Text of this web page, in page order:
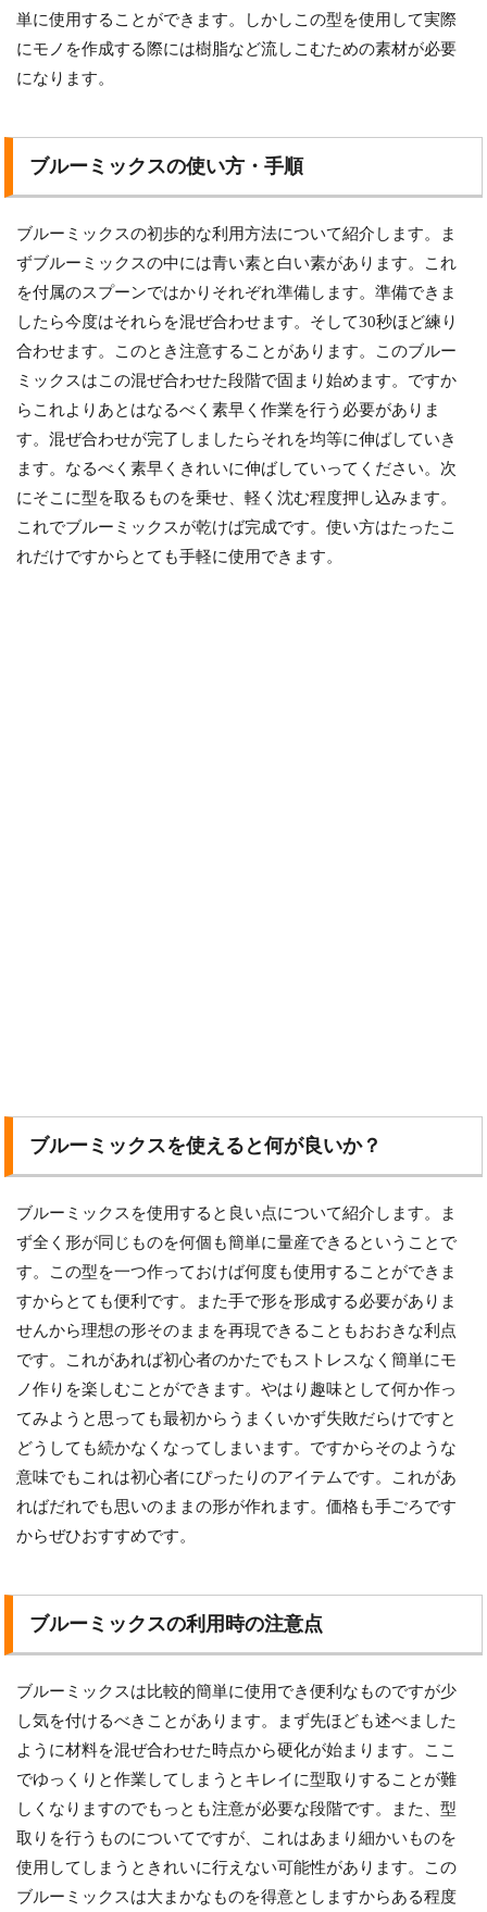
単に使用することができます。しかしこの型を使用して実際
にモノを作成する際には樹脂など流しこむための素材が必要
になります。
ブルーミックスの使い方・手順
ブルーミックスの初歩的な利用方法について紹介します。ま
ずブルーミックスの中には青い素と白い素があります。これ
を付属のスプーンではかりそれぞれ準備します。準備できま
したら今度はそれらを混ぜ合わせます。そして30秒ほど練り
合わせます。このとき注意することがあります。このブルー
ミックスはこの混ぜ合わせた段階で固まり始めます。ですか
らこれよりあとはなるべく素早く作業を行う必要がありま
す。混ぜ合わせが完了しましたらそれを均等に伸ばしていき
ます。なるべく素早くきれいに伸ばしていってください。次
にそこに型を取るものを乗せ、軽く沈む程度押し込みます。
これでブルーミックスが乾けば完成です。使い方はたったこ
れだけですからとても手軽に使用できます。
ブルーミックスを使えると何が良いか？
ブルーミックスを使用すると良い点について紹介します。ま
ず全く形が同じものを何個も簡単に量産できるということで
す。この型を一つ作っておけば何度も使用することができま
すからとても便利です。また手で形を形成する必要がありま
せんから理想の形そのままを再現できることもおおきな利点
です。これがあれば初心者のかたでもストレスなく簡単にモ
ノ作りを楽しむことができます。やはり趣味として何か作っ
てみようと思っても最初からうまくいかず失敗だらけですと
どうしても続かなくなってしまいます。ですからそのような
意味でもこれは初心者にぴったりのアイテムです。これがあ
ればだれでも思いのままの形が作れます。価格も手ごろです
からぜひおすすめです。
ブルーミックスの利用時の注意点
ブルーミックスは比較的簡単に使用でき便利なものですが少
し気を付けるべきことがあります。まず先ほども述べました
ように材料を混ぜ合わせた時点から硬化が始まります。ここ
でゆっくりと作業してしまうとキレイに型取りすることが難
しくなりますのでもっとも注意が必要な段階です。また、型
取りを行うものについてですが、これはあまり細かいものを
使用してしまうときれいに行えない可能性があります。この
ブルーミックスは大まかなものを得意としますからある程度